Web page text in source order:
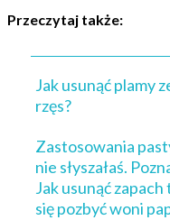
Przeczytaj także:
Jak usunąć plamy
rzęs?
Zastosowania
nie słyszałaś.
Jak usunąć
się pozbyć woni